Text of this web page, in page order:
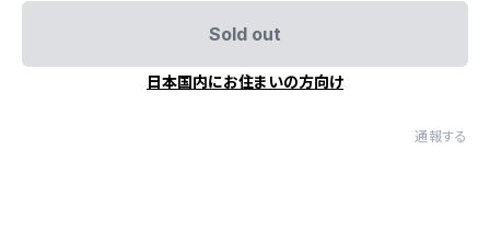
Sold out
日本国内にお住まいの方向け
通報する